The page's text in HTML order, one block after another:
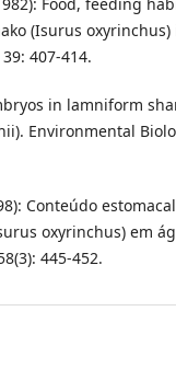
(Isurus
407-414.
in lamniform
Environmental
Conteúdo
oxyrinchus) em
445-452.